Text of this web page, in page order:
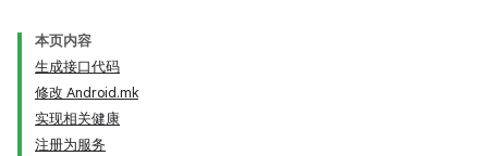
本页内容
生成接口代码
修改 Android.mk
实现相关健康
注册为服务